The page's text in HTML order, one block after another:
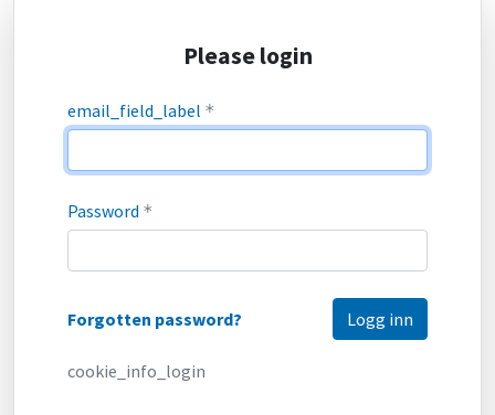
Please login
email_field_label *
Password *
Forgotten password?
cookie_info_login